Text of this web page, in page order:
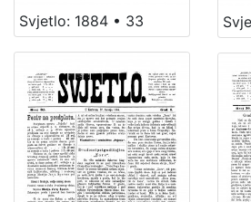
Svjetlo: 1884 • 33